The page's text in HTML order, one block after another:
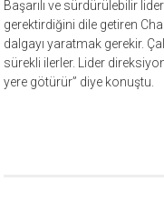
Başarılı ve sürdürülebilir
gerektirdiğini dile getiren
dalgayı yaratmak gerekir.
sürekli ilerler. Lider
yere götürür” diye konuştu.